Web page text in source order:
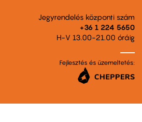
Jegyrendelés központi szám
+36 1 224 5650
H-V 13.00-21.00 óráig
Fejlesztés és üzemeltetés: